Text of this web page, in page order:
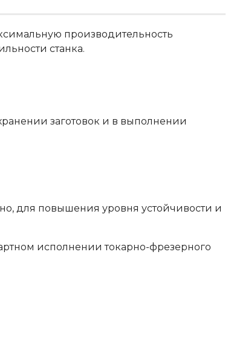
производительность
станка.
заготовок и в выполнении
для повышения уровня устойчивости и
исполнении токарно-фрезерного